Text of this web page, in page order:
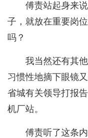
傅责站起身来
子，就放在重要岗
吗？
我当然还有其
习惯性地摘下眼镜
省城有关领导打报
机厂站。
傅责听了这条